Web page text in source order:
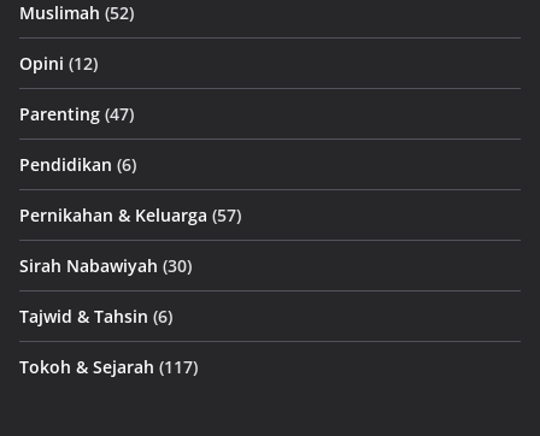
Muslimah (52)
Opini (12)
Parenting (47)
Pendidikan (6)
Pernikahan & Keluarga (57)
Sirah Nabawiyah (30)
Tajwid & Tahsin (6)
Tokoh & Sejarah (117)